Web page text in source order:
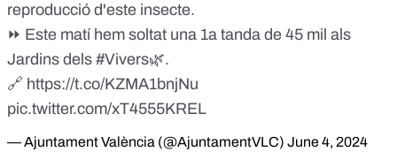
reproducció d'este insecte.
⏩ Este matí hem soltat una 1a tanda de 45 mil als
Jardins dels #Vivers🌿.
🔗 https://t.co/KZMA1bnjNu
pic.twitter.com/xT4555KREL
— Ajuntament València (@AjuntamentVLC) June 4, 2024